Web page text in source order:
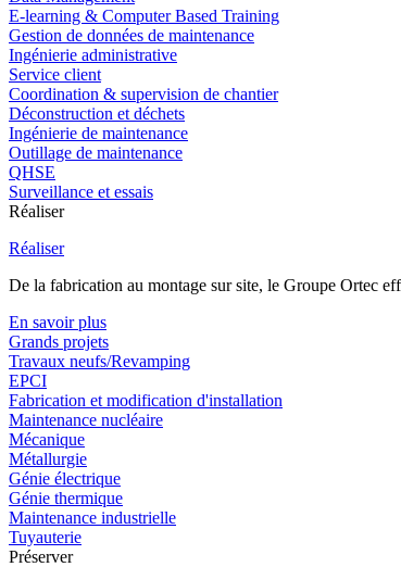
E-learning & Computer Based Training
Gestion de données de maintenance
Ingénierie administrative
Service client
Coordination & supervision de chantier
Déconstruction et déchets
Ingénierie de maintenance
Outillage de maintenance
QHSE
Surveillance et essais
Réaliser
Réaliser
De la fabrication au montage sur site, le Groupe Ortec
En savoir plus
Grands projets
Travaux neufs/Revamping
EPCI
Fabrication et modification d'installation
Maintenance nucléaire
Mécanique
Métallurgie
Génie électrique
Génie thermique
Maintenance industrielle
Tuyauterie
Préserver